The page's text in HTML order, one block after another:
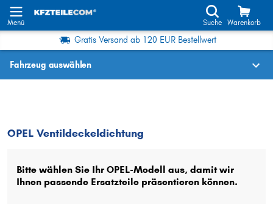
Menü Suche Warenkorb
Gratis Versand ab 120 EUR Bestellwert
Fahrzeug auswählen
Wo finde ich die?
Oder
OPEL Ventildeckeldichtung
Bitte wählen Sie Ihr OPEL-Modell aus, damit wir
Ihnen passende Ersatzteile präsentieren können.